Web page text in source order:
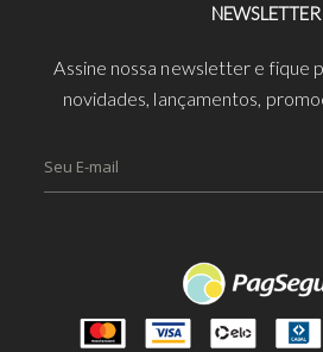
NEWSLETTER
Assine nossa newsletter e fique
novidades, lançamentos,